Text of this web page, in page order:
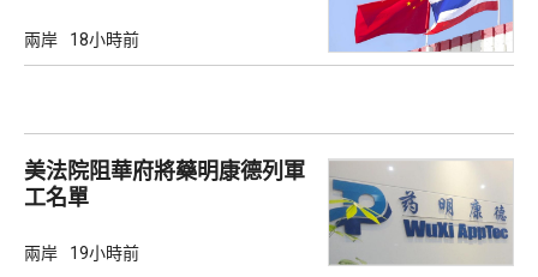
兩岸 18小時前
美法院阻華府將藥明康德列軍
工名單
兩岸 19小時前